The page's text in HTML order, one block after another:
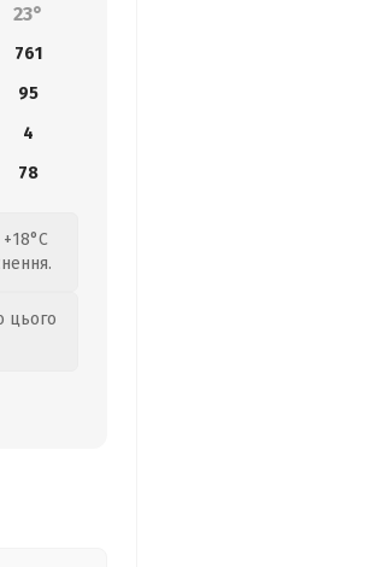
23°
761
95
4
78
цього